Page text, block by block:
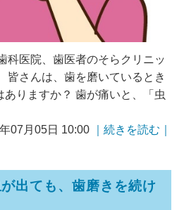
科医院、歯医者のそらクリニッ
皆さんは、歯を磨いているとき
りますか？ 歯が痛いと、「虫
07月05日 10:00
｜続きを読む｜
出ても、歯磨きを続け